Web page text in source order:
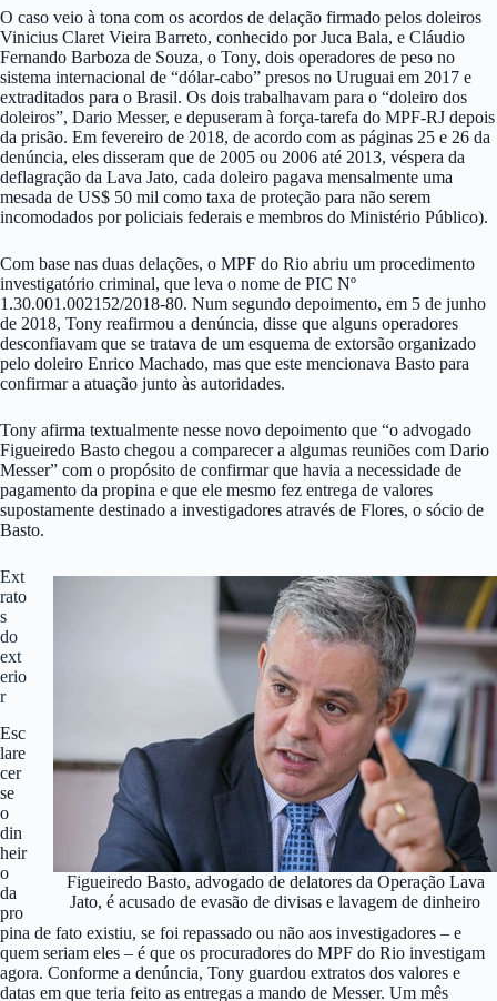
O caso veio à tona com os acordos de delação firmado pelos doleiros
Vinicius Claret Vieira Barreto, conhecido por Juca Bala, e Cláudio
Fernando Barboza de Souza, o Tony, dois operadores de peso no
sistema internacional de “dólar-cabo” presos no Uruguai em 2017 e
extraditados para o Brasil. Os dois trabalhavam para o “doleiro dos
doleiros”, Dario Messer, e depuseram à força-tarefa do MPF-RJ depois
da prisão. Em fevereiro de 2018, de acordo com as páginas 25 e 26 da
denúncia, eles disseram que de 2005 ou 2006 até 2013, véspera da
deflagração da Lava Jato, cada doleiro pagava mensalmente uma
mesada de US$ 50 mil como taxa de proteção para não serem
incomodados por policiais federais e membros do Ministério Público).
Com base nas duas delações, o MPF do Rio abriu um procedimento
investigatório criminal, que leva o nome de PIC Nº
1.30.001.002152/2018-80. Num segundo depoimento, em 5 de junho
de 2018, Tony reafirmou a denúncia, disse que alguns operadores
desconfiavam que se tratava de um esquema de extorsão organizado
pelo doleiro Enrico Machado, mas que este mencionava Basto para
confirmar a atuação junto às autoridades.
Tony afirma textualmente nesse novo depoimento que “o advogado
Figueiredo Basto chegou a comparecer a algumas reuniões com Dario
Messer” com o propósito de confirmar que havia a necessidade de
pagamento da propina e que ele mesmo fez entrega de valores
supostamente destinado a investigadores através de Flores, o sócio de
Basto.
Figueiredo Basto, advogado de delatores da Operação Lava
Jato, é acusado de evasão de divisas e lavagem de dinheiro
Ext
rato
s
do
ext
erio
r
Esc
lare
cer
se
o
din
heir
o
da
pro
pina de fato existiu, se foi repassado ou não aos investigadores – e
quem seriam eles – é que os procuradores do MPF do Rio investigam
agora. Conforme a denúncia, Tony guardou extratos dos valores e
datas em que teria feito as entregas a mando de Messer. Um mês